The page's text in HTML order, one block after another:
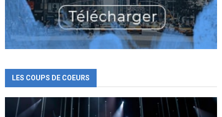
LES COUPS DE COEURS